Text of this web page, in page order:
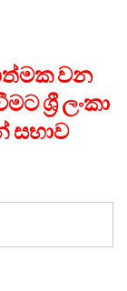
වන
ශ්‍රී ලංකා
සභාව